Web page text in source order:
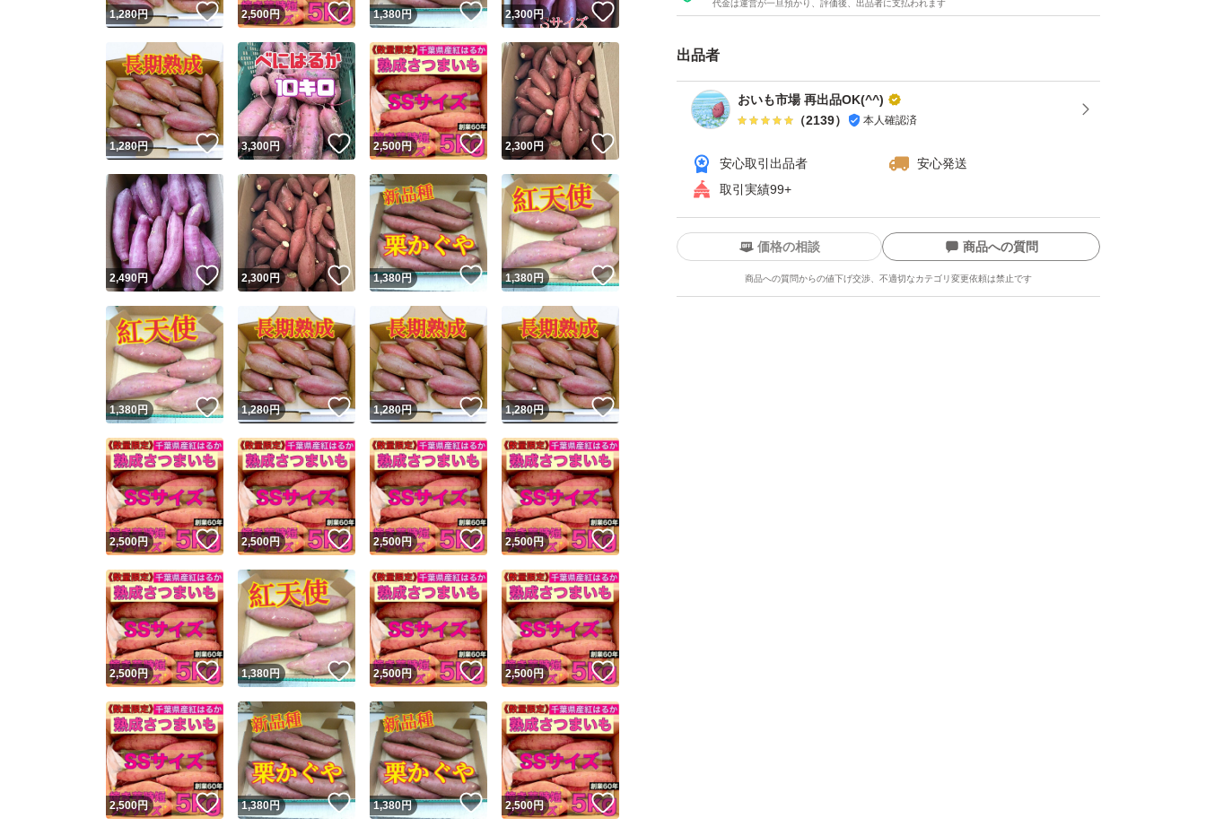
代金は運営が一旦預かり、評価後、出品者に支払われます
出品者
おいも市場 再出品OK(^^)
（2139） 本人確認済
安心取引出品者
安心発送
取引実績99+
ユーザーの実績について
Yahoo!フリマが定めた一定の基準を満たしたユーザーにバッジを付与しています
安心取引出品者
安心取引出品者 Yahoo!フリマの基準をクリアした安心・安全なユーザーです
取引実績
取引実績◯+ このユーザーはYahoo!フリマの取引を完了させた実績があります
他フリマ実績◯+ このユーザーは他フリマサービスでの取引実績があります
価格の相談 商品への質問
商品への質問からの値下げ交渉、不適切なカテゴリ変更依頼は禁止です
この商品の情報をコピーします
商品画像の 無断転載は禁止されています
コピーは1商品につき1回です
出品ページへ
1,280円 いいね！
2,500円 いいね！
1,380円 いいね！
2,300円
1,280円 いいね！
3,300円 いいね！
2,500円 いいね！
2,300円 いいね！
2,490円 いいね！
2,300円 いいね！
1,380円 いいね！
1,380円 いいね！
1,380円 いいね！
1,280円 いいね！
1,280円 いいね！
1,280円 いいね！
2,500円 いいね！
2,500円 いいね！
2,500円 いいね！
2,500円 いいね！
2,500円 いいね！
1,380円 いいね！
2,500円 いいね！
2,500円 いいね！
2,500円 いいね！
1,380円 いいね！
1,380円 いいね！
2,500円 いいね！